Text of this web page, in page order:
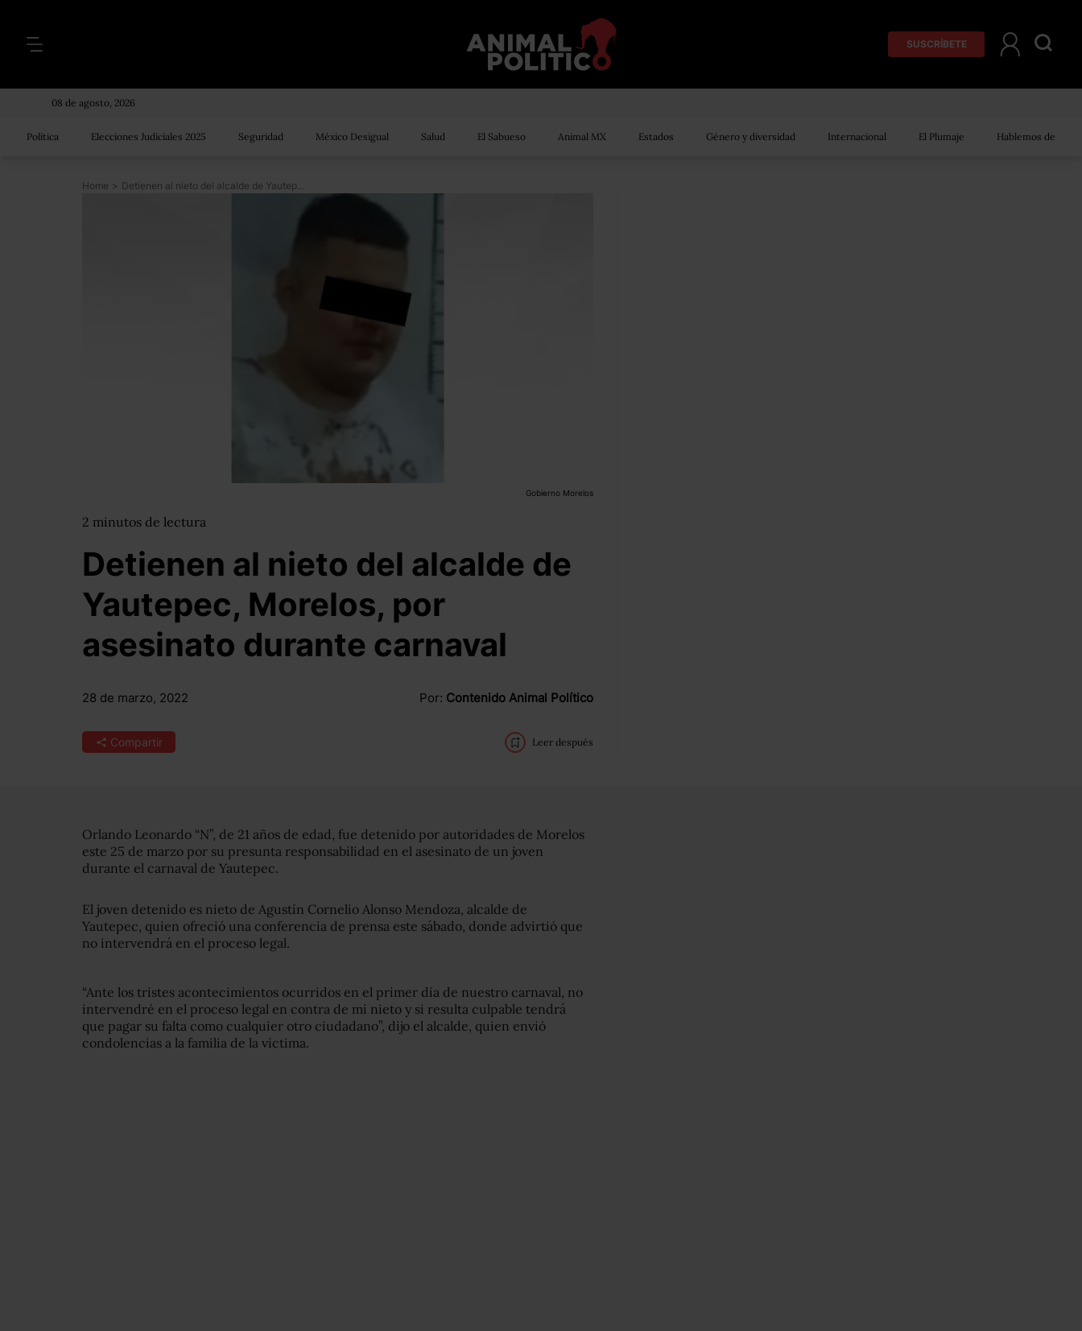
SUSCRÍBETE
08 de agosto, 2026
Política Elecciones Judiciales 2025 Seguridad México Desigual Salud El Sabueso Animal MX Estados Género y diversidad Internacional El Plumaje Hablemos de
Home > Detienen al nieto del alcalde de Yautepec, Morelos, por asesinato durante carnaval
Gobierno Morelos
2 minutos de lectura
Detienen al nieto del alcalde de
Yautepec, Morelos, por
asesinato durante carnaval
28 de marzo, 2022 Por: Contenido Animal Político
Compartir Leer después
Orlando Leonardo “N”, de 21 años de edad, fue detenido por autoridades de Morelos
este 25 de marzo por su presunta responsabilidad en el asesinato de un joven
durante el carnaval de Yautepec.
El joven detenido es nieto de Agustín Cornelio Alonso Mendoza, alcalde de
Yautepec, quien ofreció una conferencia de prensa este sábado, donde advirtió que
no intervendrá en el proceso legal.
“Ante los tristes acontecimientos ocurridos en el primer día de nuestro carnaval, no
intervendré en el proceso legal en contra de mi nieto y si resulta culpable tendrá
que pagar su falta como cualquier otro ciudadano”, dijo el alcalde, quien envió
condolencias a la familia de la víctima.